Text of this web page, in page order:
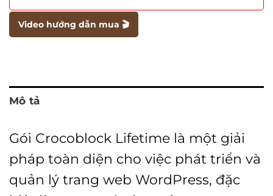
Video hướng dẫn mua 🎬
Mô tả
Gói Crocoblock Lifetime là một giải
pháp toàn diện cho việc phát triển và
quản lý trang web WordPress, đặc